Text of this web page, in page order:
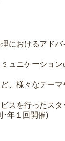
におけるアドバ
ュニケーショ
、様々なテー
スを行ったス
･年１回開催)